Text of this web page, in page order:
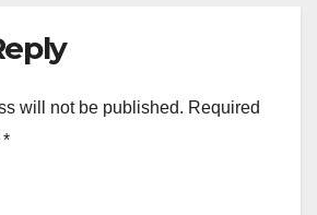
will not be published. Required
*